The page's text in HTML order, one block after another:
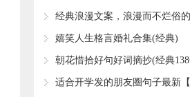
经典浪漫文案，浪漫而不烂俗
(59句)
​嬉笑人生格言婚礼合集(经典)
朝花惜拾好句好词摘抄(经典
适合开学发的朋友圈句子最新【